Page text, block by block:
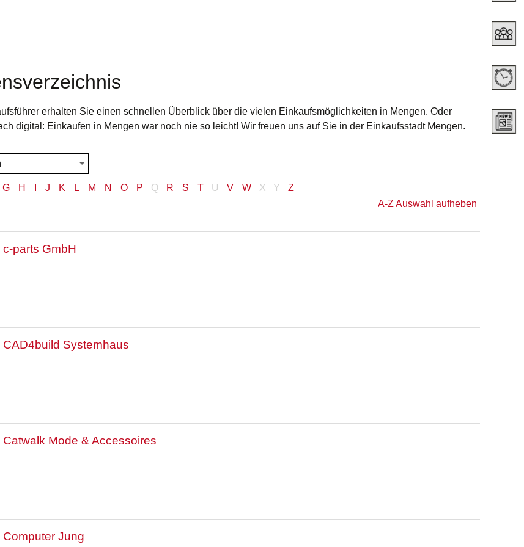
erhalten Sie einen schnellen Überblick über die vielen Einkaufsmöglichkeiten in Mengen. Oder
digital: Einkaufen in Mengen war noch nie so leicht! Wir freuen uns auf Sie in der Einkaufsstadt Mengen.
G H J K L M N O P Q R S T U V W X Y
Z
A-Z Auswahl aufheben
c-parts GmbH
CAD4build Systemhaus
Catwalk Mode & Accessoires
Computer Jung